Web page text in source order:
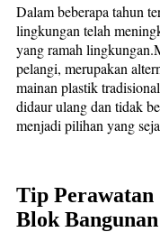
Dalam beberapa tahun
lingkungan telah
yang ramah
pelangi, merupakan
mainan plastik
didaur ulang dan tidak
menjadi pilihan yang
Tip Perawatan
Blok